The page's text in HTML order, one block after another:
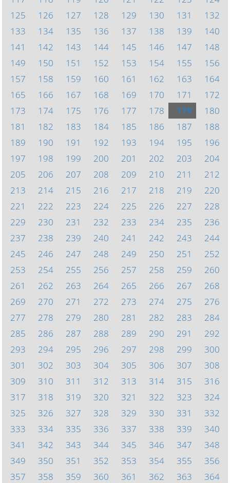
125
126 127 128 129 130 131
132
133
134 135 136 137 138 139
140
141
142 143 144 145 146 147
148
149
150 151 152 153 154 155
156
157
158 159 160 161 162 163
164
165
166 167 168 169 170 171
172
173
174 175 176 177 178 179
180
181
182 183 184 185 186 187
188
189
190 191 192 193 194 195
196
197
198 199 200 201 202 203
204
205
206 207 208 209 210 211
212
213
214 215 216 217 218 219
220
221
222 223 224 225 226 227
228
229
230 231 232 233 234 235
236
237
238 239 240 241 242 243
244
245
246 247 248 249 250 251
252
253
254 255 256 257 258 259
260
261
262 263 264 265 266 267
268
269
270 271 272 273 274 275
276
277
278 279 280 281 282 283
284
285
286 287 288 289 290 291
292
293
294 295 296 297 298 299
300
301
302 303 304 305 306 307
308
309
310 311 312 313 314 315
316
317
318 319 320 321 322 323
324
325
326 327 328 329 330 331
332
333
334 335 336 337 338 339
340
341
342 343 344 345 346 347
348
349
350 351 352 353 354 355
356
357
358 359 360 361 362 363 364